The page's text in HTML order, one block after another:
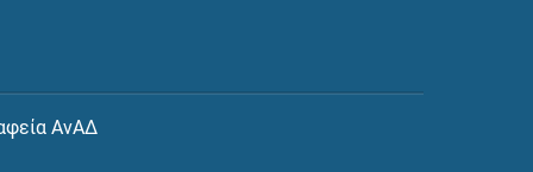
ΑνΑΔ